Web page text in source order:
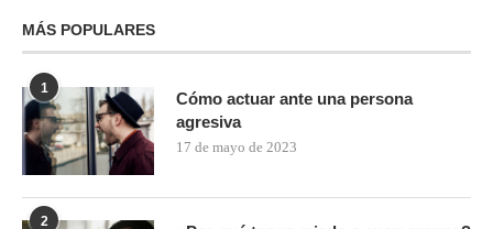
MÁS POPULARES
1
Cómo actuar ante una persona
agresiva
17 de mayo de 2023
2